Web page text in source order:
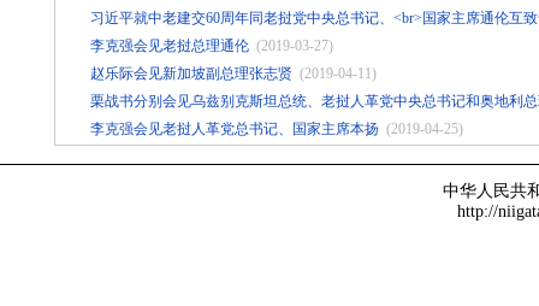
习近平就中老建交60周年同老挝党中央总书记、<br>国家主席通伦互
李克强会见老挝总理通伦 (2019-03-27)
赵乐际会见新加坡副总理张志贤 (2019-04-11)
栗战书分别会见乌兹别克斯坦总统、老挝人革党中央总书记和奥地利
李克强会见老挝人革党总书记、国家主席本扬 (2019-04-25)
中华人民共
http://